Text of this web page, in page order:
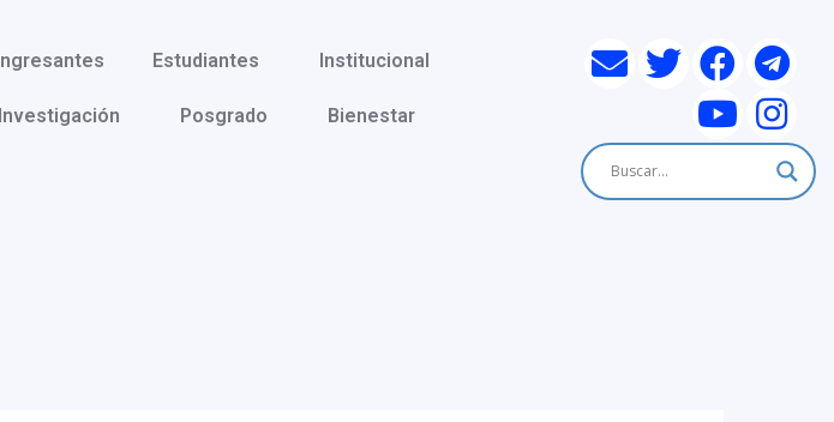
Ingresantes Estudiantes Institucional
Investigación Posgrado Bienestar